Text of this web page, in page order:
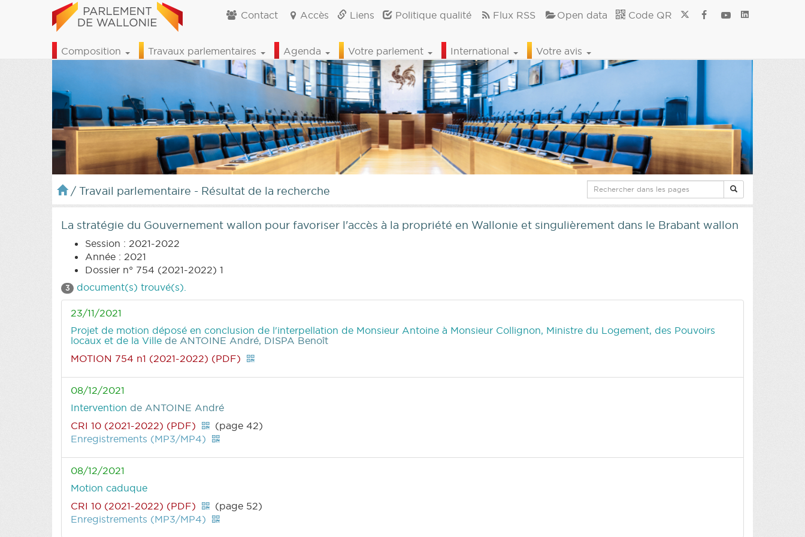
Contact Accès Liens Politique qualité Flux RSS Open data Code QR
Composition Travaux parlementaires Agenda Votre parlement International Votre avis
/ Travail parlementaire - Résultat de la recherche
La stratégie du Gouvernement wallon pour favoriser l'accès à la propriété en Wallonie et singulièrement dans le Brabant wallon
Session : 2021-2022
Année : 2021
Dossier n° 754 (2021-2022) 1
3 document(s) trouvé(s).
23/11/2021
Projet de motion déposé en conclusion de l'interpellation de Monsieur Antoine à Monsieur Collignon, Ministre du Logement, des Pouvoirs
locaux et de la Ville de ANTOINE André, DISPA Benoît
MOTION 754 n1 (2021-2022) (PDF)
08/12/2021
Intervention de ANTOINE André
CRI 10 (2021-2022) (PDF)
(page 42)
Enregistrements (MP3/MP4)
08/12/2021
Motion caduque
CRI 10 (2021-2022) (PDF)
(page 52)
Enregistrements (MP3/MP4)